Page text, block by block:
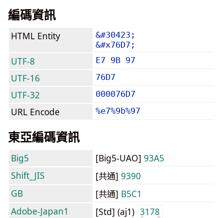
編碼資訊
HTML Entity
&#30423;
&#x76D7;
UTF-8 E7 9B 97
UTF-16 76D7
UTF-32 000076D7
URL Encode %e7%9b%97
東亞編碼資訊
Big5 [Big5-UAO] 93A5
Shift_JIS
[共通] 9390
GB
[共通] B5C1
Adobe-Japan1
[Std] (aj1) 3178